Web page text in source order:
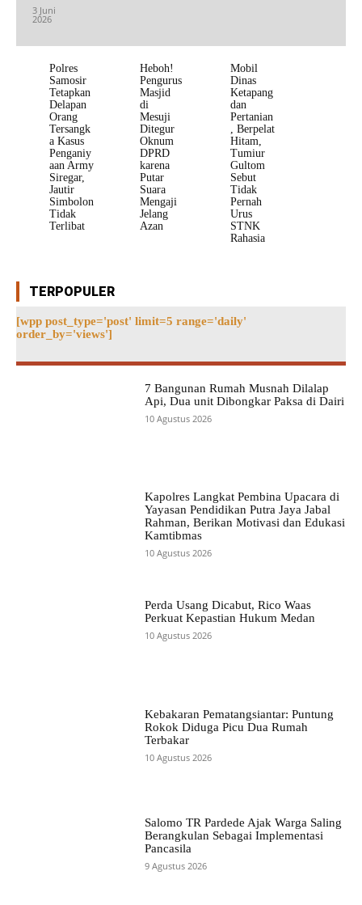
3 Juni
2026
Polres
Samosir
Tetapkan
Delapan
Orang
Tersangk
a Kasus
Penganiy
aan Army
Siregar,
Jautir
Simbolon
Tidak
Terlibat
Heboh!
Pengurus
Masjid
di
Mesuji
Ditegur
Oknum
DPRD
karena
Putar
Suara
Mengaji
Jelang
Azan
Mobil
Dinas
Ketapang
dan
Pertanian
, Berpelat
Hitam,
Tumiur
Gultom
Sebut
Tidak
Pernah
Urus
STNK
Rahasia
TERPOPULER
[wpp post_type='post' limit=5 range='daily'
order_by='views']
7 Bangunan Rumah Musnah Dilalap
Api, Dua unit Dibongkar Paksa di Dairi
10 Agustus 2026
Kapolres Langkat Pembina Upacara di
Yayasan Pendidikan Putra Jaya Jabal
Rahman, Berikan Motivasi dan Edukasi
Kamtibmas
10 Agustus 2026
Perda Usang Dicabut, Rico Waas
Perkuat Kepastian Hukum Medan
10 Agustus 2026
Kebakaran Pematangsiantar: Puntung
Rokok Diduga Picu Dua Rumah
Terbakar
10 Agustus 2026
Salomo TR Pardede Ajak Warga Saling
Berangkulan Sebagai Implementasi
Pancasila
9 Agustus 2026